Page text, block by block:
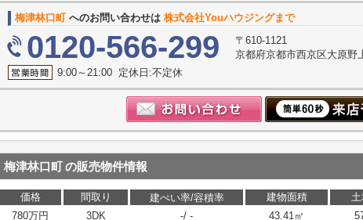
梅津林口町へのお問い合わせは 株式会社Youハウジングまで
0120-566-299
〒610-1121
京都府京都市西京区大原野
9:00～21:00 定休日:不定休
梅津林口町の販売物件情報
価格 間取り 建ぺい率/容積率 建物面積
780万円
3DK -/ - 43.41㎡